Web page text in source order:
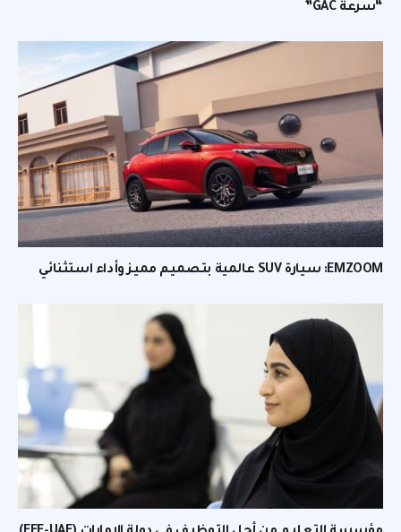
“سرعة GAC”
EMZOOM: سيارة SUV عالمية بتصميم مميز وأداء استثنائي